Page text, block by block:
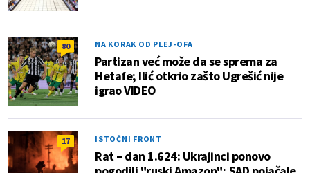
80 NA KORAK OD PLEJ-OFA
Partizan već može da se sprema za
Hetafe; Ilić otkrio zašto Ugrešić nije
igrao VIDEO
17 ISTOČNI FRONT
Rat – dan 1.624: Ukrajinci ponovo